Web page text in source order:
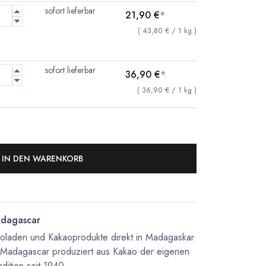
sofort lieferbar 21,90 €*
( 43,80 € / 1 kg )
sofort lieferbar 36,90 €*
( 36,90 € / 1 kg )
IN DEN WARENKORB
und Kakaoprodukte direkt in Madagaskar
produziert aus Kakao der eigenen